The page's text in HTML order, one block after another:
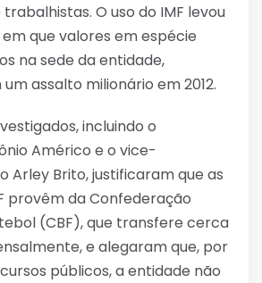
O uso do IMF levou
que valores em espécie
na sede da entidade,
assalto milionário em 2012.
incluindo o
Américo e o vice-
Arley Brito, justificaram que as
provêm da Confederação
(CBF), que transfere cerca
e alegaram que, por
públicos, a entidade não